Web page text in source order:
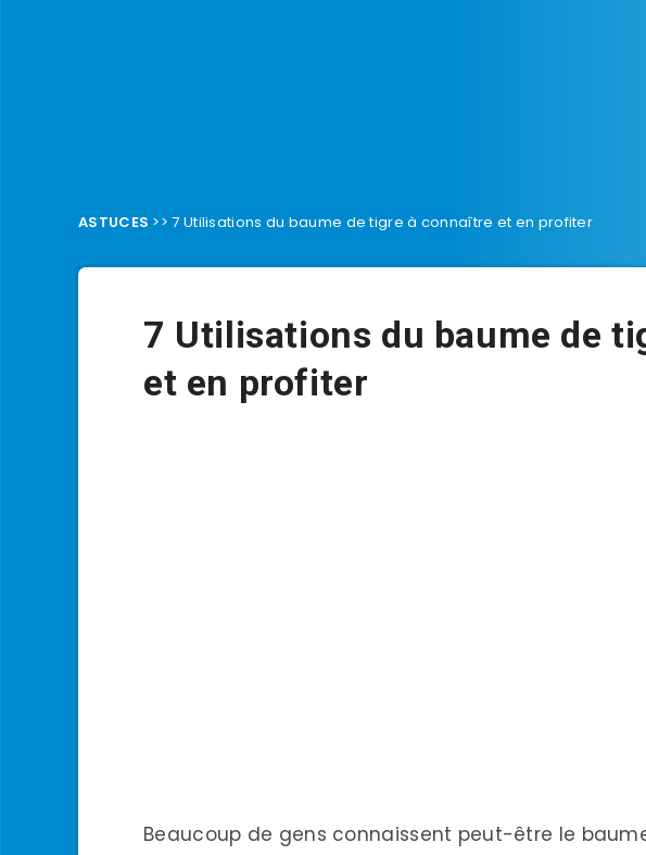
ASTUCES >>7 Utilisations du baume de tigre à connaître et en profiter
7 Utilisations du baume de
et en profiter
Beaucoup de gens connaissent peut-être le